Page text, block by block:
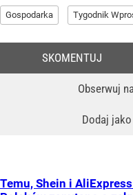
Gospodarka Tygodnik
Obserwuj
Dodaj jako
SKOMENTUJ
Temu, Shein i